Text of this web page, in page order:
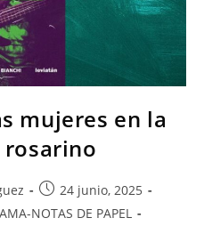
mujeres en la
24 junio, 2025
NOTAS DE PAPEL